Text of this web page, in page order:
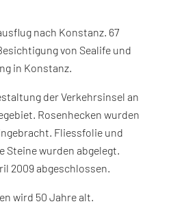
nach Konstanz. 67
von Sealife und
in Konstanz.
der Verkehrsinsel an
Rosenhecken wurden
Fliessfolie und
Steine wurden abgelegt.
2009 abgeschlossen.
wird 50 Jahre alt.